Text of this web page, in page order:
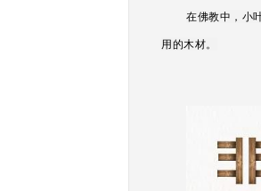
在佛教中，小
用的木材。